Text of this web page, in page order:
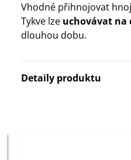
Vhodné přihnojovat
Tykve lze uchovávat na
dlouhou dobu.
Detaily produktu